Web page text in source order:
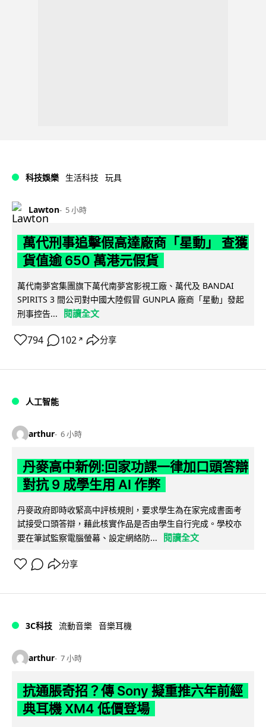
科技娛樂 生活科技 玩具
Lawton 5 小時
萬代刑事追擊假高達廠商「星動」 查獲
貨值逾 650 萬港元假貨
萬代南夢宮集團旗下萬代南夢宮影視工廠、萬代及 BANDAI
SPIRITS 3 間公司對中國大陸假冒 GUNPLA 廠商「星動」發起
刑事控告...
閱讀全文
794 102 ↗ 分享
人工智能
arthur 6 小時
丹麥高中新例:回家功課一律加口頭答辯
對抗 9 成學生用 AI 作弊
丹麥政府即時收緊高中評核規則，要求學生為在家完成書面考
試接受口頭答辯，藉此核實作品是否由學生自行完成。學校亦
要在筆試監察電腦螢幕、設定網絡防...
閱讀全文
分享
3C科技 流動音樂 音樂耳機
arthur 7 小時
抗通脹奇招？傳 Sony 擬重推六年前經
典耳機 XM4 低價登場